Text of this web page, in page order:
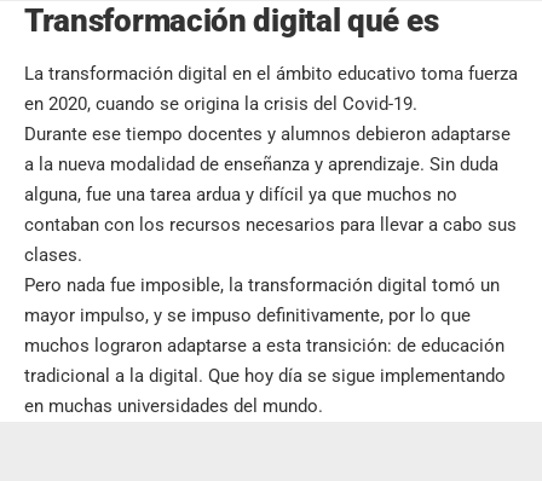
Transformación digital qué es
La transformación digital en el ámbito educativo toma fuerza
en 2020, cuando se origina la crisis del Covid-19.
Durante ese tiempo docentes y alumnos debieron adaptarse
a la nueva modalidad de enseñanza y aprendizaje. Sin duda
alguna, fue una tarea ardua y difícil ya que muchos no
contaban con los recursos necesarios para llevar a cabo sus
clases.
Pero nada fue imposible, la transformación digital tomó un
mayor impulso, y se impuso definitivamente, por lo que
muchos lograron adaptarse a esta transición: de educación
tradicional a la digital. Que hoy día se sigue implementando
en muchas universidades del mundo.